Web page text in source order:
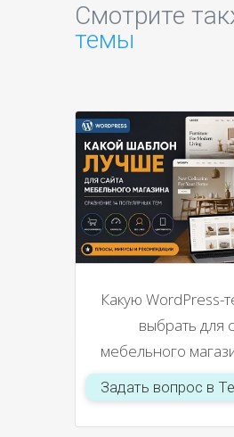
Смотрите
темы
Какую WordPress-
выбрать для
мебельного
году
Задать вопрос в